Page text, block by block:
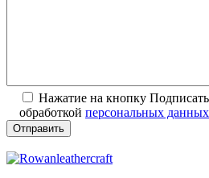
Нажатие на кнопку
обработкой персональных данных